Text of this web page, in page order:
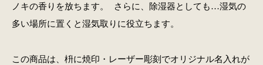
ノキの香りを放ちます。 さらに、除湿器としても…湿気の
多い場所に置くと湿気取りに役立ちます。
この商品は、枡に焼印・レーザー彫刻でオリジナル名入れが